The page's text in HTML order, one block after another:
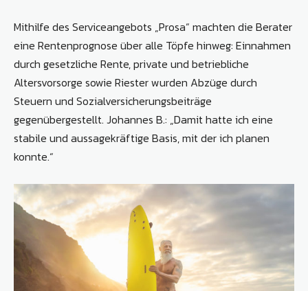
Mithilfe des Serviceangebots „Prosa“ machten die Berater
eine Rentenprognose über alle Töpfe hinweg: Einnahmen
durch gesetzliche Rente, private und betriebliche
Altersvorsorge sowie Riester wurden Abzüge durch
Steuern und Sozialversicherungsbeiträge
gegenübergestellt. Johannes B.: „Damit hatte ich eine
stabile und aussagekräftige Basis, mit der ich planen
konnte.“